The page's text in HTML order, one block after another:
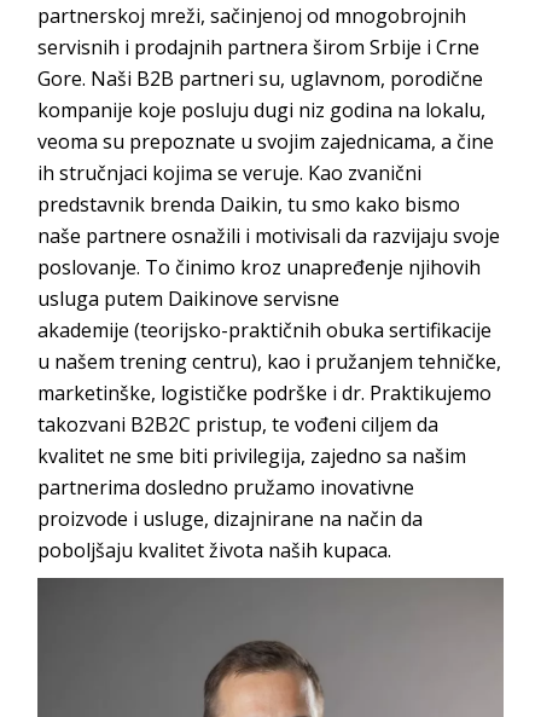
partnerskoj mreži, sačinjenoj od mnogobrojnih
servisnih i prodajnih partnera širom Srbije i Crne
Gore. Naši B2B partneri su, uglavnom, porodične
kompanije koje posluju dugi niz godina na lokalu,
veoma su prepoznate u svojim zajednicama, a čine
ih stručnjaci kojima se veruje. Kao zvanični
predstavnik brenda Daikin, tu smo kako bismo
naše partnere osnažili i motivisali da razvijaju svoje
poslovanje. To činimo kroz unapređenje njihovih
usluga putem Daikinove servisne
akademije (teorijsko-praktičnih obuka sertifikacije
u našem trening centru), kao i pružanjem tehničke,
marketinške, logističke podrške i dr. Praktikujemo
takozvani B2B2C pristup, te vođeni ciljem da
kvalitet ne sme biti privilegija, zajedno sa našim
partnerima dosledno pružamo inovativne
proizvode i usluge, dizajnirane na način da
poboljšaju kvalitet života naših kupaca.